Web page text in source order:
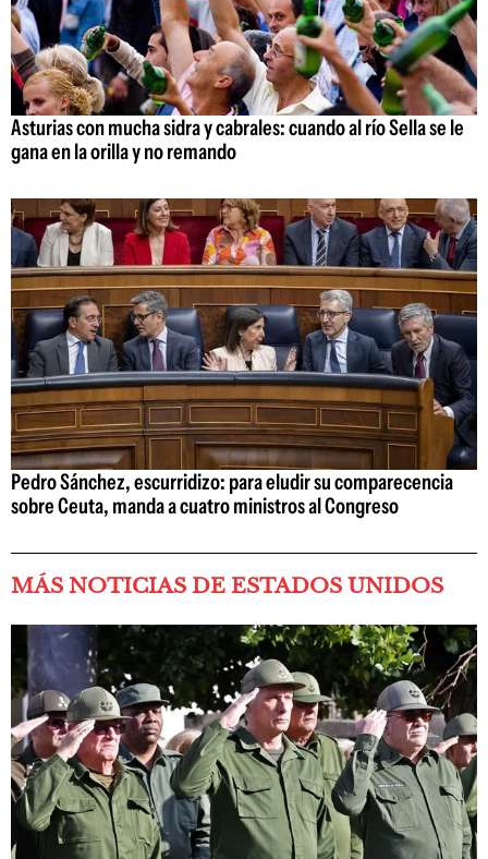
Asturias con mucha sidra y cabrales: cuando al río Sella se le
gana en la orilla y no remando
Pedro Sánchez, escurridizo: para eludir su comparecencia
sobre Ceuta, manda a cuatro ministros al Congreso
MÁS NOTICIAS DE ESTADOS UNIDOS